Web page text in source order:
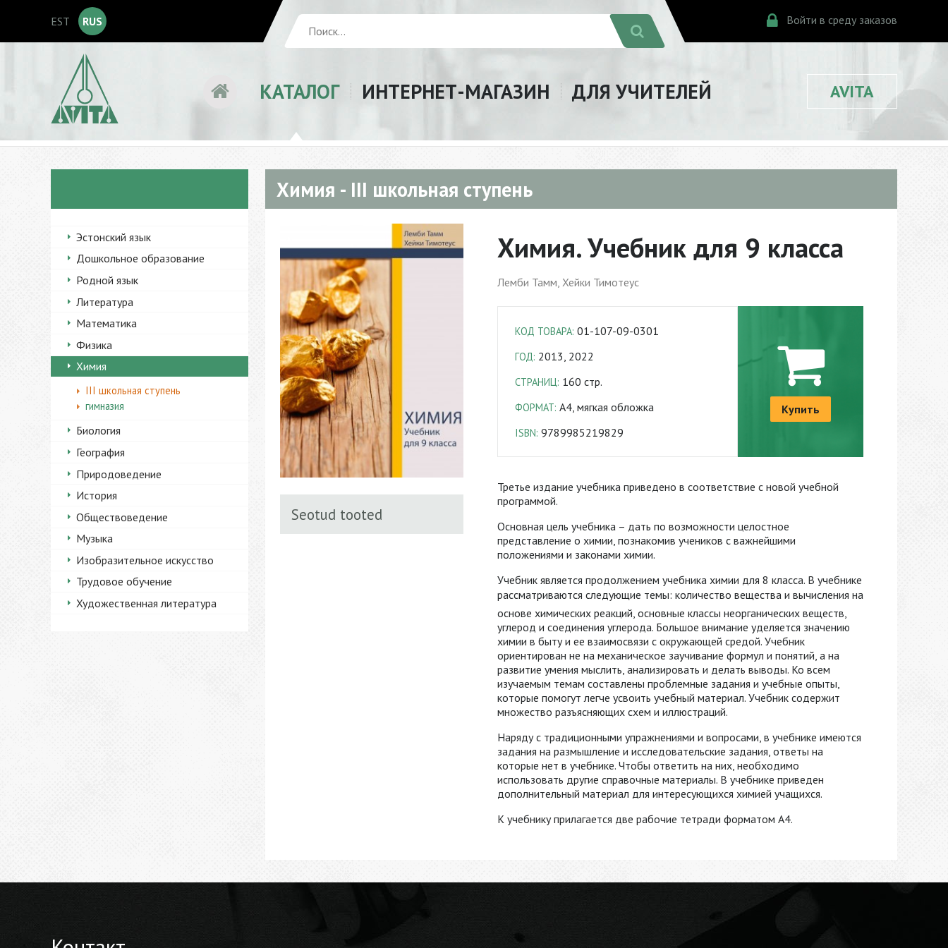
EST RUS Войти в среду заказов
КАТАЛОГ ИНТЕРНЕТ-МАГАЗИН ДЛЯ УЧИТЕЛЕЙ AVITA
Эстонский язык
Дошкольное образование
Родной язык
Литература
Математика
Физика
Химия
III школьная ступень
гимназия
Биология
География
Природоведение
История
Обществоведение
Музыка
Изобразительное искусство
Трудовое обучение
Художественная литература
Химия - III школьная ступень
Seotud tooted
Химия. Учебник для 9 класса
Лемби Тамм, Хейки Тимотеус
КОД ТОВАРА: 01-107-09-0301
ГОД: 2013, 2022
СТРАНИЦ: 160 стр.
ФОРМАТ: A4, мягкая обложка
ISBN: 9789985219829
Купить
Третье издание учебника приведено в соответствие с новой учебной
программой.
Основная цель учебника – дать по возможности целостное
представление о химии, познакомив учеников с важнейшими
положениями и законами химии.
Учебник является продолжением учебника химии для 8 класса. В учебнике
рассматриваются следующие темы: количество вещества и вычисления на
основе химических реакций, основные классы неорганических веществ,
углерод и соединения углерода. Большое внимание уделяется значению
химии в быту и ее взаимосвязи с окружающей средой. Учебник
ориентирован не на механическое заучивание формул и понятий, а на
развитие умения мыслить, анализировать и делать выводы. Ко всем
изучаемым темам составлены проблемные задания и учебные опыты,
которые помогут легче усвоить учебный материал. Учебник содержит
множество разъясняющих схем и иллюстраций.
Наряду с традиционными упражнениями и вопросами, в учебнике имеются
задания на размышление и исследовательские задания, ответы на
которые нет в учебнике. Чтобы ответить на них, необходимо
использовать другие справочные материалы. В учебнике приведен
дополнительный материал для интересующихся химией учащихся.
K учебнику прилагается две рабочие тетради форматом А4.